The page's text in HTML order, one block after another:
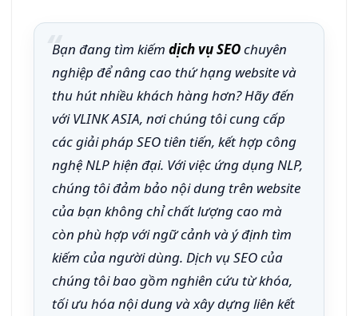
Bạn đang tìm kiếm dịch vụ SEOchuyên
nghiệp để nâng cao thứ hạng website và
thu hút nhiều khách hàng hơn? Hãy đến
với VLINK ASIA, nơi chúng tôi cung cấp
các giải pháp SEO tiên tiến, kết hợp công
nghệ NLP hiện đại. Với việc ứng dụng NLP,
chúng tôi đảm bảo nội dung trên website
của bạn không chỉ chất lượng cao mà
còn phù hợp với ngữ cảnh và ý định tìm
kiếm của người dùng. Dịch vụ SEO của
chúng tôi bao gồm nghiên cứu từ khóa,
tối ưu hóa nội dung và xây dựng liên kết